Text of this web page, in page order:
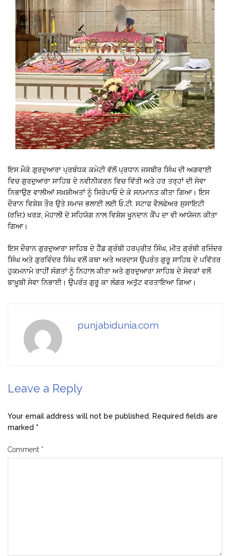
ਇਸ ਮੌਕੇ ਗੁਰਦੁਆਰਾ ਪ੍ਰਬੰਧਕ ਕਮੇਟੀ ਵੱਲੋਂ ਪ੍ਰਧਾਨ ਜਸਬੀਰ ਸਿੰਘ ਦੀ ਅਗਵਾਈ
ਵਿਚ ਗੁਰਦੁਆਰਾ ਸਾਹਿਬ ਦੇ ਨਵੀਨੀਕਰਨ ਵਿਚ ਵਿੱਤੀ ਅਤੇ ਹਰ ਤਰ੍ਹਾਂ ਦੀ ਸੇਵਾ
ਨਿਭਾਉਣ ਵਾਲੀਆਂ ਸਖ਼ਸ਼ੀਅਤਾਂ ਨੂੰ ਸਿਰੋਪਾਓ ਦੇ ਕੇ ਸਨਮਾਨਤ ਕੀਤਾ ਗਿਆ। ਇਸ
ਦੌਰਾਨ ਵਿਸ਼ੇਸ਼ ਤੌਰ ਉਤੇ ਸਮਾਜ ਭਲਾਈ ਲਈ ਓ.ਟੀ. ਸਟਾਫ ਵੈਲਫੇਅਰ ਸੁਸਾਇਟੀ
(ਰਜਿ:) ਖਰੜ, ਮੋਹਾਲੀ ਦੇ ਸਹਿਯੋਗ ਨਾਲ ਵਿਸ਼ੇਸ਼ ਖੂਨਦਾਨ ਕੈਂਪ ਦਾ ਵੀ ਆਯੋਜਨ ਕੀਤਾ
ਗਿਆ।
ਇਸ ਦੌਰਾਨ ਗੁਰਦੁਆਰਾ ਸਾਹਿਬ ਦੇ ਹੈੱਡ ਗ੍ਰੰਥੀ ਹਰਪ੍ਰੀਤ ਸਿੰਘ, ਮੀਤ ਗ੍ਰੰਥੀ ਰਜਿੰਦਰ
ਸਿੰਘ ਅਤੇ ਗੁਰਵਿੰਦਰ ਸਿੰਘ ਵਲੋਂ ਕਥਾ ਅਤੇ ਅਰਦਾਸ ਉਪਰੰਤ ਗੁਰੂ ਸਾਹਿਬ ਦੇ ਪਵਿੱਤਰ
ਹੁਕਮਨਾਮੇ ਰਾਹੀਂ ਸੰਗਤਾਂ ਨੂੰ ਨਿਹਾਲ ਕੀਤਾ ਅਤੇ ਗੁਰਦੁਆਰਾ ਸਾਹਿਬ ਦੇ ਸੇਵਕਾਂ ਵਲੋਂ
ਬਾਖ਼ੂਬੀ ਸੇਵਾ ਨਿਭਾਈ। ਉਪਰੰਤ ਗੁਰੂ ਕਾ ਲੰਗਰ ਅਤੁੱਟ ਵਰਤਾਇਆ ਗਿਆ।
punjabidunia.com
Leave a Reply
Your email address will not be published. Required fields are
marked *
Comment *